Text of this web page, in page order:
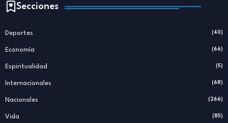
Secciones
Deportes (40)
Economía (66)
Espiritualidad (5)
Internacionales (68)
Nacionales (266)
Vida (85)